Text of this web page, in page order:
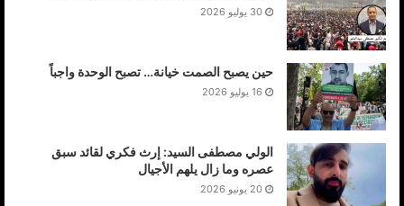
30 يوليو 2026
حين يصبح الصمت خيانة… تصبح الوحدة واجباً
16 يوليو 2026
الولي مصطفى السيد: إرث فكري لقائد سبق
عصره وما زال يلهم الأجيال
20 يونيو 2026